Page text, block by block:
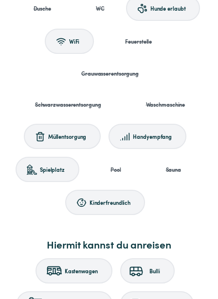
Dusche WC Hunde erlaubt
WiFi Feuerstelle
Grauwasserentsorgung
Schwarzwasserentsorgung Waschmaschine
Müllentsorgung Handyempfang
Spielplatz Pool Sauna
Kinderfreundlich
Hiermit kannst du anreisen
Kastenwagen Bulli